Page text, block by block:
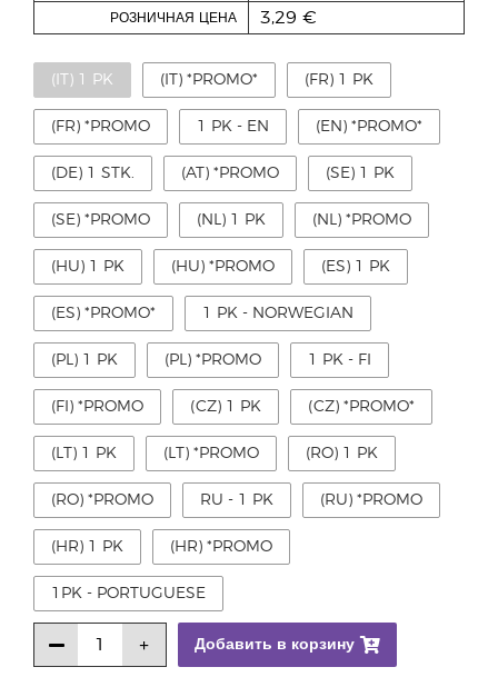
РОЗНИЧНАЯ ЦЕНА 3,29 €
(IT) 1 PK (IT) *PROMO* (FR) 1 PK
(FR) *PROMO 1 PK - EN (EN) *PROMO*
(DE) 1 STK. (AT) *PROMO (SE) 1 PK
(SE) *PROMO (NL) 1 PK (NL) *PROMO
(HU) 1 PK (HU) *PROMO (ES) 1 PK
(ES) *PROMO* 1 PK - NORWEGIAN
(PL) 1 PK (PL) *PROMO 1 PK - FI
(FI) *PROMO (CZ) 1 PK (CZ) *PROMO*
(LT) 1 PK (LT) *PROMO (RO) 1 PK
(RO) *PROMO RU - 1 PK (RU) *PROMO
(HR) 1 PK (HR) *PROMO
1PK - PORTUGUESE
Добавить в корзину